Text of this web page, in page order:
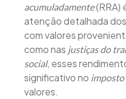
acumuladamente(RRA)
atenção detalhada
com valores
como nas justiças do
social, esses
significativo no imposto
valores.